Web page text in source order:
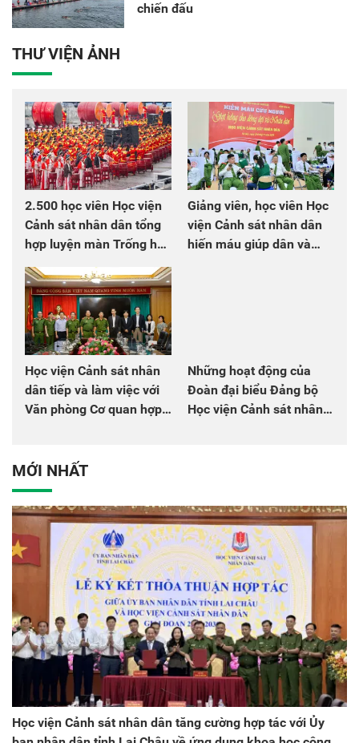
chiến đấu
THƯ VIỆN ẢNH
2.500 học viên Học viện
Cảnh sát nhân dân tổng
hợp luyện màn Trống hội
chào mừng Đại hội Đảng
Giảng viên, học viên Học
viện Cảnh sát nhân dân
hiến máu giúp dân và
Học viện Cảnh sát nhân
dân tiếp và làm việc với
Văn phòng Cơ quan hợp
Những hoạt động của
Đoàn đại biểu Đảng bộ
Học viện Cảnh sát nhân
MỚI NHẤT
Học viện Cảnh sát nhân dân tăng cường hợp tác với Ủy